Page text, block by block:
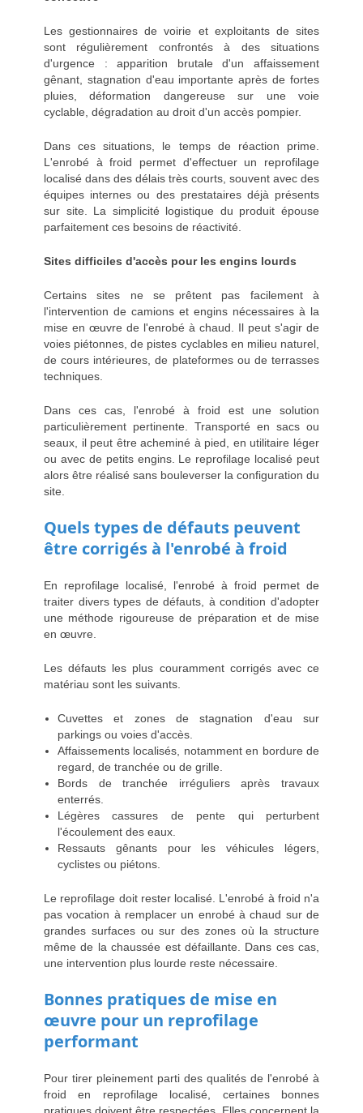
Les gestionnaires de voirie et exploitants de sites
sont régulièrement confrontés à des situations
d'urgence : apparition brutale d'un affaissement
gênant, stagnation d'eau importante après de fortes
pluies, déformation dangereuse sur une voie
cyclable, dégradation au droit d'un accès pompier.
Dans ces situations, le temps de réaction prime.
L'enrobé à froid permet d'effectuer un reprofilage
localisé dans des délais très courts, souvent avec des
équipes internes ou des prestataires déjà présents
sur site. La simplicité logistique du produit épouse
parfaitement ces besoins de réactivité.
Sites difficiles d'accès pour les engins lourds
Certains sites ne se prêtent pas facilement à
l'intervention de camions et engins nécessaires à la
mise en œuvre de l'enrobé à chaud. Il peut s'agir de
voies piétonnes, de pistes cyclables en milieu naturel,
de cours intérieures, de plateformes ou de terrasses
techniques.
Dans ces cas, l'enrobé à froid est une solution
particulièrement pertinente. Transporté en sacs ou
seaux, il peut être acheminé à pied, en utilitaire léger
ou avec de petits engins. Le reprofilage localisé peut
alors être réalisé sans bouleverser la configuration du
site.
Quels types de défauts peuvent
être corrigés à l'enrobé à froid
En reprofilage localisé, l'enrobé à froid permet de
traiter divers types de défauts, à condition d'adopter
une méthode rigoureuse de préparation et de mise
en œuvre.
Les défauts les plus couramment corrigés avec ce
matériau sont les suivants.
Cuvettes et zones de stagnation d'eau sur
parkings ou voies d'accès.
Affaissements localisés, notamment en bordure de
regard, de tranchée ou de grille.
Bords de tranchée irréguliers après travaux
enterrés.
Légères cassures de pente qui perturbent
l'écoulement des eaux.
Ressauts gênants pour les véhicules légers,
cyclistes ou piétons.
Le reprofilage doit rester localisé. L'enrobé à froid n'a
pas vocation à remplacer un enrobé à chaud sur de
grandes surfaces ou sur des zones où la structure
même de la chaussée est défaillante. Dans ces cas,
une intervention plus lourde reste nécessaire.
Bonnes pratiques de mise en
œuvre pour un reprofilage
performant
Pour tirer pleinement parti des qualités de l'enrobé à
froid en reprofilage localisé, certaines bonnes